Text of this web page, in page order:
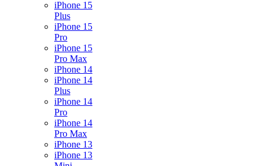
iPhone 15
Plus
iPhone 15
Pro
iPhone 15
Pro Max
iPhone 14
iPhone 14
Plus
iPhone 14
Pro
iPhone 14
Pro Max
iPhone 13
iPhone 13